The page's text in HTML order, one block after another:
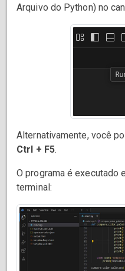
Arquivo do Python) no
Alternativamente, você
Ctrl + F5.
O programa é executado
terminal: